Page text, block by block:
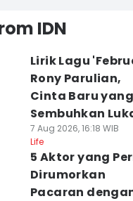
IDN
Lirik Lagu
Rony Parulian,
Cinta Baru yang
Sembuhkan
7 Aug 2026, 16:18 WIB
Life
5 Aktor yang
Dirumorkan
Pacaran